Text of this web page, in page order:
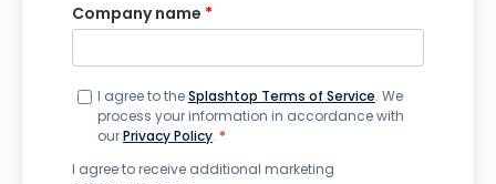
Company name *
I agree to theSplashtop Terms of Service. We
process your information in accordance with
ourPrivacy Policy. *
I agree to receive additional marketing